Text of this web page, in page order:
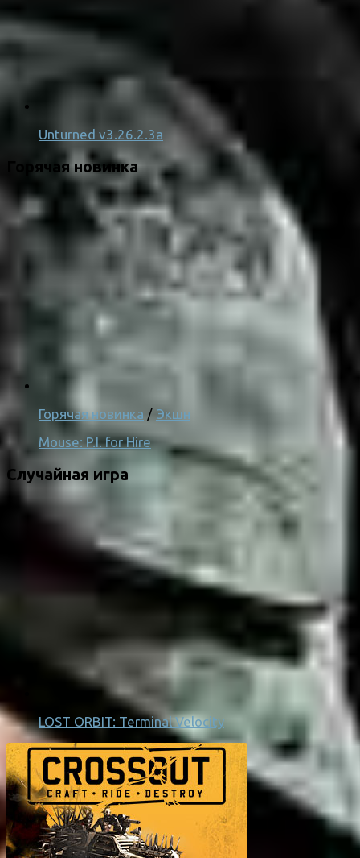
Unturned v3.26.2.3a
Горячая новинка
Горячая новинка / Экшн
Mouse: P.I. for Hire
Случайная игра
LOST ORBIT: Terminal Velocity